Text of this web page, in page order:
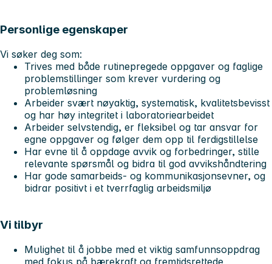
Personlige egenskaper
Vi søker deg som:
Trives med både rutinepregede oppgaver og faglige
problemstillinger som krever vurdering og
problemløsning
Arbeider svært nøyaktig, systematisk, kvalitetsbevisst
og har høy integritet i laboratoriearbeidet
Arbeider selvstendig, er fleksibel og tar ansvar for
egne oppgaver og følger dem opp til ferdigstillelse
Har evne til å oppdage avvik og forbedringer, stille
relevante spørsmål og bidra til god avvikshåndtering
Har gode samarbeids- og kommunikasjonsevner, og
bidrar positivt i et tverrfaglig arbeidsmiljø
Vi tilbyr
Mulighet til å jobbe med et viktig samfunnsoppdrag
med fokus på bærekraft og fremtidsrettede